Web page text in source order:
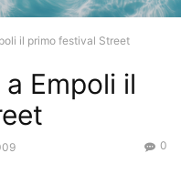
il primo festival Street
Empoli il
0